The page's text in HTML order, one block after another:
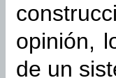
opinión,
de un